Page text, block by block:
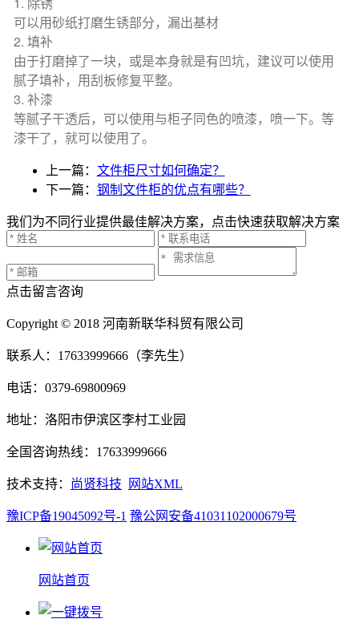
可以用砂纸打磨生锈部分，漏出基材
2. 填补
由于打磨掉了一块，或是本身就是有凹坑，建议可以使用
腻子填补，用刮板修复平整。
3. 补漆
等腻子干透后，可以使用与柜子同色的喷漆，喷一下。等
漆干了，就可以使用了。
上一篇： 文件柜尺寸如何确定？
下一篇： 钢制文件柜的优点有哪些？
我们为不同行业提供最佳解决方案，点击快速获取解决方案
点击留言咨询
Copyright © 2018 河南新联华科贸有限公司
联系人：17633999666（李先生）
电话：0379-69800969
地址：洛阳市伊滨区李村工业园
全国咨询热线：17633999666
技术支持： 尚贤科技 网站XML
豫ICP备19045092号-1 豫公网安备41031102000679号
网站首页